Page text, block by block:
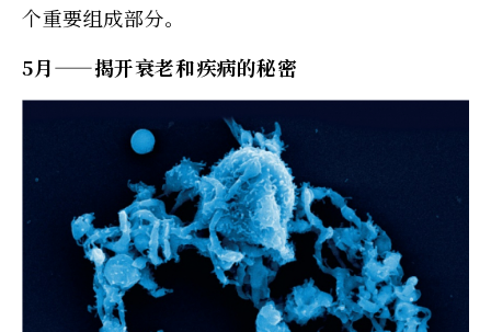
个重要组成部分。
5月——揭开衰老和疾病的秘密